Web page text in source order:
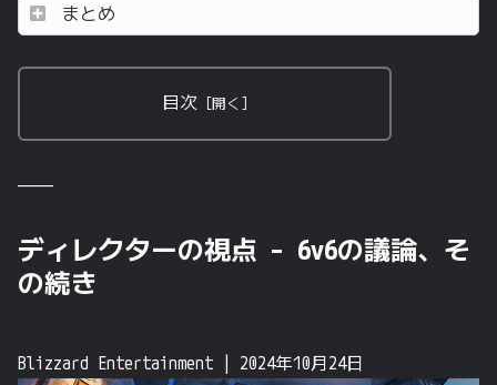
まとめ
目次
————
ディレクターの視点 – 6v6の議論、そ
の続き
Blizzard Entertainment 2024年10月24日